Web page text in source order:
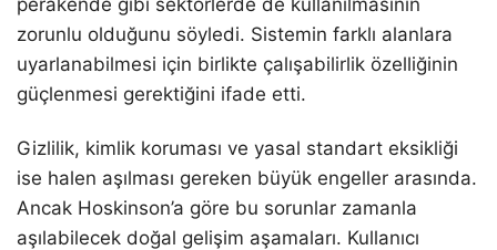
zorunlu olduğunu söyledi. Sistemin farklı alanlara
uyarlanabilmesi için birlikte çalışabilirlik özelliğinin
güçlenmesi gerektiğini ifade etti.
Gizlilik, kimlik koruması ve yasal standart eksikliği
ise halen aşılması gereken büyük engeller arasında.
Ancak Hoskinson’a göre bu sorunlar zamanla
aşılabilecek doğal gelişim aşamaları. Kullanıcı